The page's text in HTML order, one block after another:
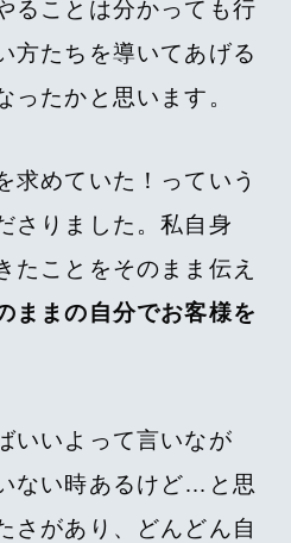
ることは分かっても行
方たちを導いてあげる
ったかと思います。
求めていた！っていう
さりました。私自身
たことをそのまま伝え
ままの自分でお客様を
いいよって言いなが
ない時あるけど…と思
さがあり、どんどん自